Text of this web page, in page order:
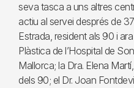
seva tasca a uns altres
actiu al servei després de
Estrada, resident als 90 i
Plàstica de l’Hospital de
Mallorca; la Dra. Elena
dels 90; el Dr. Joan